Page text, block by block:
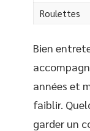
Roulettes
Bien
années et
faiblir.
garder un